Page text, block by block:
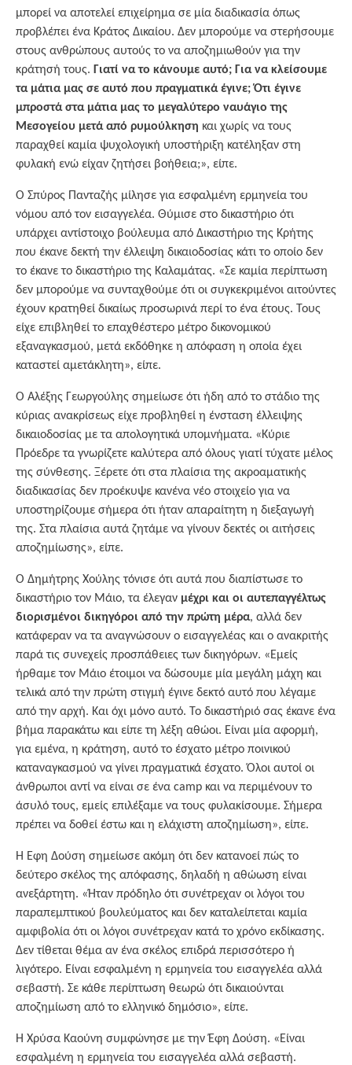
μπορεί να αποτελεί επιχείρημα σε μία διαδικασία όπως
προβλέπει ένα Κράτος Δικαίου. Δεν μπορούμε να στερήσουμε
στους ανθρώπους αυτούς το να αποζημιωθούν για την
κράτησή τους. Γιατί να το κάνουμε αυτό; Για να κλείσουμε
τα μάτια μας σε αυτό που πραγματικά έγινε; Ότι έγινε
μπροστά στα μάτια μας το μεγαλύτερο ναυάγιο της
Μεσογείου μετά από ρυμούλκηση και χωρίς να τους
παραχθεί καμία ψυχολογική υποστήριξη κατέληξαν στη
φυλακή ενώ είχαν ζητήσει βοήθεια;», είπε.
Ο Σπύρος Πανταζής μίλησε για εσφαλμένη ερμηνεία του
νόμου από τον εισαγγελέα. Θύμισε στο δικαστήριο ότι
υπάρχει αντίστοιχο βούλευμα από Δικαστήριο της Κρήτης
που έκανε δεκτή την έλλειψη δικαιοδοσίας κάτι το οποίο δεν
το έκανε το δικαστήριο της Καλαμάτας. «Σε καμία περίπτωση
δεν μπορούμε να συνταχθούμε ότι οι συγκεκριμένοι αιτούντες
έχουν κρατηθεί δικαίως προσωρινά περί το ένα έτους. Τους
είχε επιβληθεί το επαχθέστερο μέτρο δικονομικού
εξαναγκασμού, μετά εκδόθηκε η απόφαση η οποία έχει
καταστεί αμετάκλητη», είπε.
Ο Αλέξης Γεωργούλης σημείωσε ότι ήδη από το στάδιο της
κύριας ανακρίσεως είχε προβληθεί η ένσταση έλλειψης
δικαιοδοσίας με τα απολογητικά υπομνήματα. «Κύριε
Πρόεδρε τα γνωρίζετε καλύτερα από όλους γιατί τύχατε μέλος
της σύνθεσης. Ξέρετε ότι στα πλαίσια της ακροαματικής
διαδικασίας δεν προέκυψε κανένα νέο στοιχείο για να
υποστηρίζουμε σήμερα ότι ήταν απαραίτητη η διεξαγωγή
της. Στα πλαίσια αυτά ζητάμε να γίνουν δεκτές οι αιτήσεις
αποζημίωσης», είπε.
Ο Δημήτρης Χούλης τόνισε ότι αυτά που διαπίστωσε το
δικαστήριο τον Μάιο, τα έλεγαν μέχρι και οι αυτεπαγγέλτως
διορισμένοι δικηγόροι από την πρώτη μέρα, αλλά δεν
κατάφεραν να τα αναγνώσουν ο εισαγγελέας και ο ανακριτής
παρά τις συνεχείς προσπάθειες των δικηγόρων. «Εμείς
ήρθαμε τον Μάιο έτοιμοι να δώσουμε μία μεγάλη μάχη και
τελικά από την πρώτη στιγμή έγινε δεκτό αυτό που λέγαμε
από την αρχή. Και όχι μόνο αυτό. Το δικαστήριό σας έκανε ένα
βήμα παρακάτω και είπε τη λέξη αθώοι. Είναι μία αφορμή,
για εμένα, η κράτηση, αυτό το έσχατο μέτρο ποινικού
καταναγκασμού να γίνει πραγματικά έσχατο. Όλοι αυτοί οι
άνθρωποι αντί να είναι σε ένα camp και να περιμένουν το
άσυλό τους, εμείς επιλέξαμε να τους φυλακίσουμε. Σήμερα
πρέπει να δοθεί έστω και η ελάχιστη αποζημίωση», είπε.
Η Έφη Δούση σημείωσε ακόμη ότι δεν κατανοεί πώς το
δεύτερο σκέλος της απόφασης, δηλαδή η αθώωση είναι
ανεξάρτητη. «Ήταν πρόδηλο ότι συνέτρεχαν οι λόγοι του
παραπεμπτικού βουλεύματος και δεν καταλείπεται καμία
αμφιβολία ότι οι λόγοι συνέτρεχαν κατά το χρόνο εκδίκασης.
Δεν τίθεται θέμα αν ένα σκέλος επιδρά περισσότερο ή
λιγότερο. Είναι εσφαλμένη η ερμηνεία του εισαγγελέα αλλά
σεβαστή. Σε κάθε περίπτωση θεωρώ ότι δικαιούνται
αποζημίωση από το ελληνικό δημόσιο», είπε.
Η Χρύσα Καούνη συμφώνησε με την Έφη Δούση. «Είναι
εσφαλμένη η ερμηνεία του εισαγγελέα αλλά σεβαστή.